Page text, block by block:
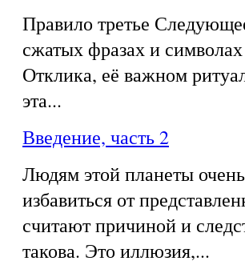
Правило третье
сжатых фразах и
Отклика, её важном
эта...
Введение, часть 2
Людям этой планеты
избавиться от
считают причиной и
такова. Это иллюзия,...